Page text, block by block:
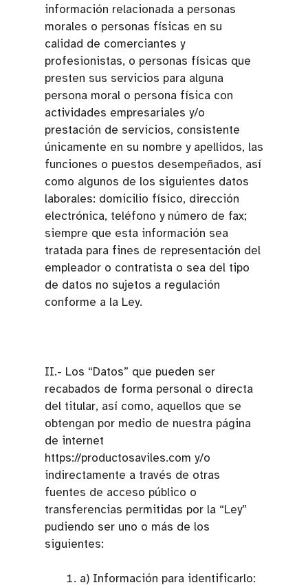
información relacionada a personas
morales o personas físicas en su
calidad de comerciantes y
profesionistas, o personas físicas que
presten sus servicios para alguna
persona moral o persona física con
actividades empresariales y/o
prestación de servicios, consistente
únicamente en su nombre y apellidos, las
funciones o puestos desempeñados, así
como algunos de los siguientes datos
laborales: domicilio físico, dirección
electrónica, teléfono y número de fax;
siempre que esta información sea
tratada para fines de representación del
empleador o contratista o sea del tipo
de datos no sujetos a regulación
conforme a la Ley.
II.- Los “Datos” que pueden ser
recabados de forma personal o directa
del titular, así como, aquellos que se
obtengan por medio de nuestra página
de internet
https://productosaviles.com y/o
indirectamente a través de otras
fuentes de acceso público o
transferencias permitidas por la “Ley”
pudiendo ser uno o más de los
siguientes:
a) Información para identificarlo: